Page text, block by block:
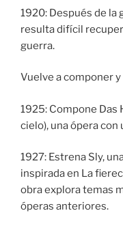
1920: Después de la
resulta difícil
guerra.
Vuelve a componer
1925: Compone
cielo), una ópera
1927: Estrena Sly,
inspirada en La
obra explora temas
óperas anteriores.